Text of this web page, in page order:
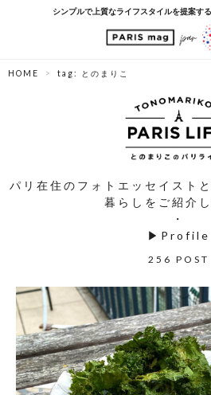
シンプルで上質なライフスタイルを提案す
HOME tag: とのまりこ
パリ在住のフォトエッセイスト
暮らしをご紹介し
・
▶ Profile
256 POST